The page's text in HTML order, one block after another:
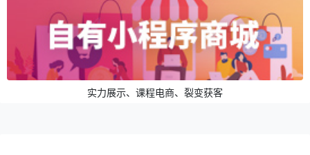
实力展示、课程电商、裂变获客